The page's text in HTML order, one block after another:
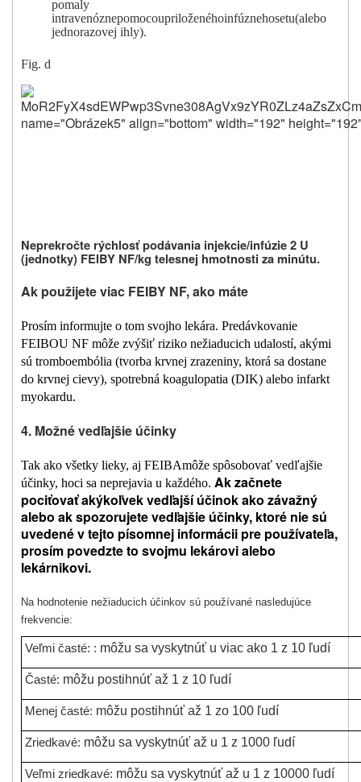
pomaly
intravenóznepomocoupriloženéhoinfúznehosetu(alebo
jednorazovej ihly).
Fig. d
Neprekročte rýchlosť podávania injekcie/infúzie 2 U
(jednotky) FEIBY NF/kg telesnej hmotnosti za minútu.
Ak použijete viac FEIBY NF, ako máte
Prosím informujte o tom svojho lekára. Predávkovanie
FEIBOU NF môže zvýšiť riziko nežiaducich udalostí, akými
sú tromboembólia (tvorba krvnej zrazeniny, ktorá sa dostane
do krvnej cievy), spotrebná koagulopatia (DIK) alebo infarkt
myokardu.
4. Možné vedľajšie účinky
Tak ako všetky lieky, aj FEIBAmôže spôsobovať vedľajšie
účinky, hoci sa neprejavia u každého. Ak začnete
pociťovať akýkoľvek vedľajší účinok ako závažný
alebo ak spozorujete vedľajšie účinky, ktoré nie sú
uvedené v tejto písomnej informácii pre používateľa,
prosím povedzte to svojmu lekárovi alebo
lekárnikovi.
Na hodnotenie nežiaducich účinkov sú používané nasledujúce
frekvencie:
Veľmi časté: : môžu sa vyskytnúť u viac ako 1 z 10 ľudí
Časté: môžu postihnúť až 1 z 10 ľudí
Menej časté: môžu postihnúť až 1 zo 100 ľudí
Zriedkavé: môžu sa vyskytnúť až u 1 z 1000 ľudí
Veľmi zriedkavé: môžu sa vyskytnúť až u 1 z 10000 ľudí